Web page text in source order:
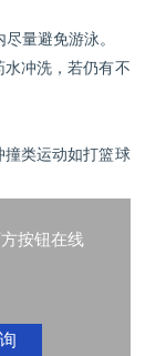
量避免游泳。
冲洗，若仍有不
类运动如打篮球
按钮在线